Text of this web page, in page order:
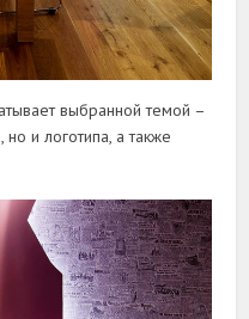
выбранной темой –
но и логотипа, а также